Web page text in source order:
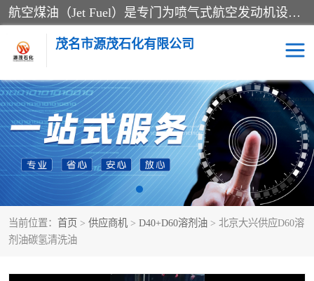
航空煤油（Jet Fuel）是专门为喷气式航空发动机设计的高纯度燃料，主要分为Jet A、Jet A-1和Jet B等类型。其特点是闪点高、低温流动性好，并添加了抗静电剂和抗氧化剂以确保飞行安全。航空煤油需
茂名市源茂石化有限公司
当前位置： 首页 > 供应商机 > D40+D60溶剂油 > 北京大兴供应D60溶
剂油碳氢清洗油
RP3航空煤油 D20+D30溶剂油
D40+D60溶剂油 D80+D100溶剂油
6号+120号溶剂油 260号溶剂油
异构烷烃 天然乳胶